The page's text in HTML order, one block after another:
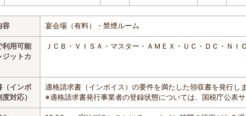
容 宴会場（有料）・禁煙ルーム
利用可能
ジットカ
ＪＣＢ・ＶＩＳＡ・マスター・ＡＭＥＸ・ＵＣ・ＤＣ・ＮＩ
（インボ
対応）
適格請求書（インボイス）の要件を満たした領収書を発行しま
※適格請求書発行事業者の登録状態については、国税庁公表